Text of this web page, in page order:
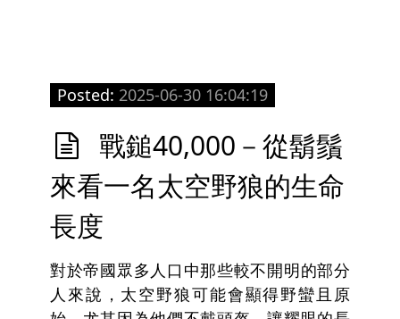
Posted: 2025-06-30 16:04:19
戰鎚40,000－從鬍鬚
來看一名太空野狼的生命
長度
對於帝國眾多人口中那些較不開明的部分
人來說，太空野狼可能會顯得野蠻且原